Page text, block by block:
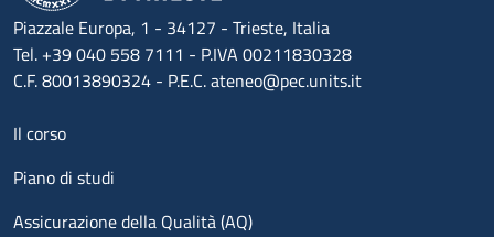
Piazzale Europa, 1 - 34127 - Trieste, Italia
Tel. +39 040 558 7111 - P.IVA 00211830328
C.F. 80013890324 - P.E.C. ateneo@pec.units.it
Menu footer 1
Il corso
Piano di studi
Assicurazione della Qualità (AQ)